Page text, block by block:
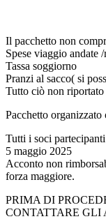
Il pacchetto non
Spese viaggio andate
Tassa soggiorno
Pranzi al sacco( si
Tutto ciò non
Pacchetto
Tutti i soci
5 maggio 2025
Acconto non
forza maggiore.
PRIMA DI
CONTATTARE GLI